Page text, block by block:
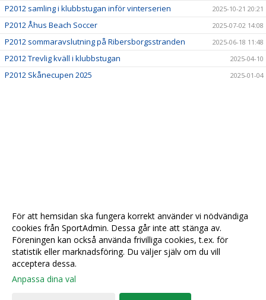
P2012 samling i klubbstugan inför vinterserien 2025-10-21 20:21
P2012 Åhus Beach Soccer 2025-07-02 14:08
P2012 sommaravslutning på Ribersborgsstranden 2025-06-18 11:48
P2012 Trevlig kväll i klubbstugan 2025-04-10
P2012 Skånecupen 2025 2025-01-04
För att hemsidan ska fungera korrekt använder vi nödvändiga
cookies från SportAdmin. Dessa går inte att stänga av.
Föreningen kan också använda frivilliga cookies, t.ex. för
statistik eller marknadsföring. Du väljer själv om du vill
acceptera dessa.
Anpassa dina val